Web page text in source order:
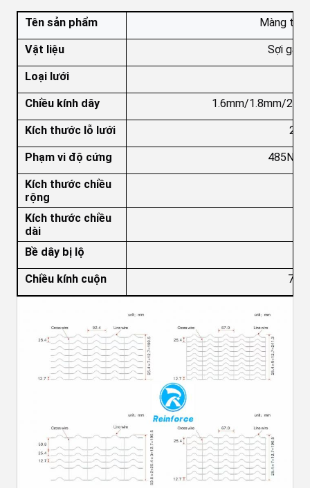
Tên sản phẩm Màng
Vật liệu Sợi
Loại lưới
Chiều kính dây 1.6mm/1.8mm/
Kích thước lỗ lưới
Phạm vi độ cứng 485N/
Kích thước chiều
rộng
Kích thước chiều
dài
Bề dây bị lộ
Chiều kính cuộn